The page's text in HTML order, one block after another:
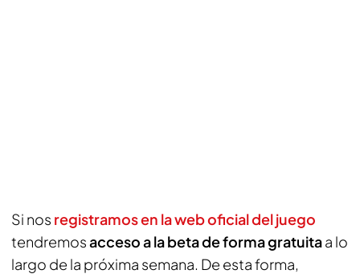
Si nos registramos en la web oficial del juego
tendremosacceso a la beta de forma gratuitaa lo
largo de la próxima semana. De esta forma,